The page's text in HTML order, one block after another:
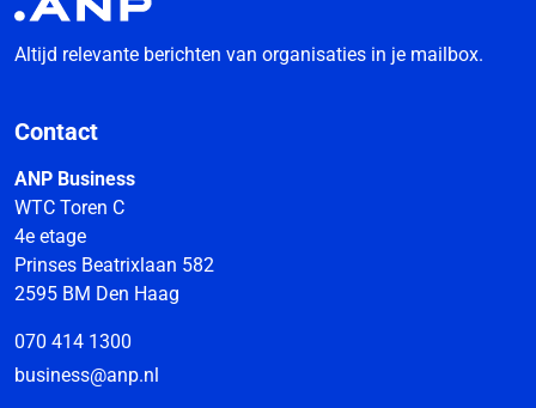
Altijd relevante berichten van organisaties in je mailbox.
Contact
ANP Business
WTC Toren C
4e etage
Prinses Beatrixlaan 582
2595 BM Den Haag
070 414 1300
business@anp.nl